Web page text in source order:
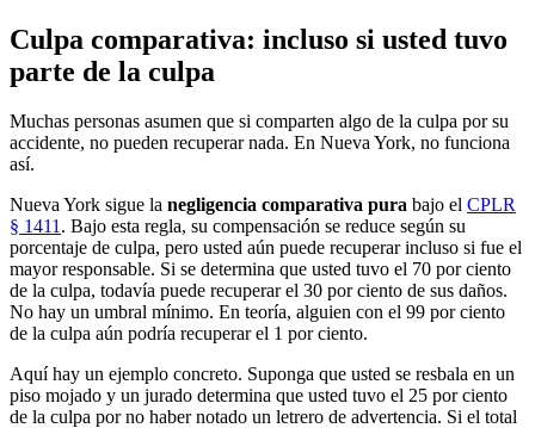
Culpa comparativa: incluso si usted tuvo
parte de la culpa
Muchas personas asumen que si comparten algo de la culpa por su
accidente, no pueden recuperar nada. En Nueva York, no funciona
así.
Nueva York sigue la negligencia comparativa pura bajo el CPLR
§ 1411. Bajo esta regla, su compensación se reduce según su
porcentaje de culpa, pero usted aún puede recuperar incluso si fue el
mayor responsable. Si se determina que usted tuvo el 70 por ciento
de la culpa, todavía puede recuperar el 30 por ciento de sus daños.
No hay un umbral mínimo. En teoría, alguien con el 99 por ciento
de la culpa aún podría recuperar el 1 por ciento.
Aquí hay un ejemplo concreto. Suponga que usted se resbala en un
piso mojado y un jurado determina que usted tuvo el 25 por ciento
de la culpa por no haber notado un letrero de advertencia. Si el total